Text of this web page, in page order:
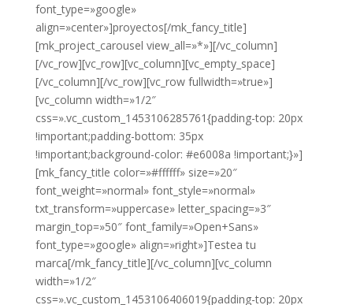
font_type=»google»
align=»center»]proyectos[/mk_fancy_title]
[mk_project_carousel view_all=»*»][/vc_column]
[/vc_row][vc_row][vc_column][vc_empty_space]
[/vc_column][/vc_row][vc_row fullwidth=»true»]
[vc_column width=»1/2″
css=».vc_custom_1453106285761{padding-top: 20px
!important;padding-bottom: 35px
!important;background-color: #e6008a !important;}»]
[mk_fancy_title color=»#ffffff» size=»20″
font_weight=»normal» font_style=»normal»
txt_transform=»uppercase» letter_spacing=»3″
margin_top=»50″ font_family=»Open+Sans»
font_type=»google» align=»right»]Testea tu
marca[/mk_fancy_title][/vc_column][vc_column
width=»1/2″
css=».vc_custom_1453106406019{padding-top: 20px